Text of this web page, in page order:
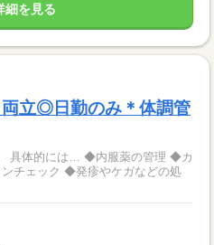
細を見る
立◎日勤のみ＊体調管
チェック ◆発疹やケガなどの処